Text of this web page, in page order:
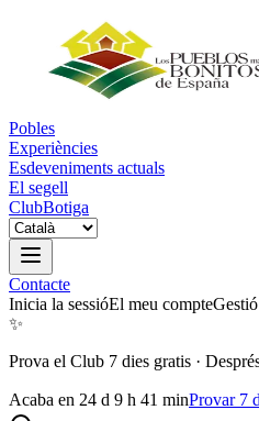
Pobles
Experiències
Esdeveniments actuals
El segell
ClubBotiga
Contacte
Inicia la sessióEl meu compteGestió
✨
Prova el Club 7 dies gratis ·
Acaba en 24 d 9 h 41 minProvar 7